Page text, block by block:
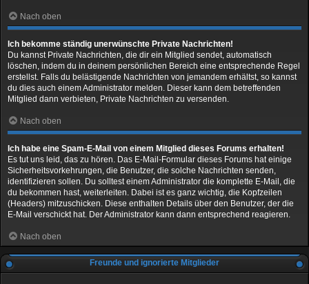
Nach oben
Ich bekomme ständig unerwünschte Private Nachrichten!
Du kannst Private Nachrichten, die dir ein Mitglied sendet, automatisch
löschen, indem du in deinem persönlichen Bereich eine entsprechende Regel
erstellst. Falls du belästigende Nachrichten von jemandem erhältst, so kannst
du dies auch einem Administrator melden. Dieser kann dem betreffenden
Mitglied dann verbieten, Private Nachrichten zu versenden.
Nach oben
Ich habe eine Spam-E-Mail von einem Mitglied dieses Forums erhalten!
Es tut uns leid, das zu hören. Das E-Mail-Formular dieses Forums hat einige
Sicherheitsvorkehrungen, die Benutzer, die solche Nachrichten senden,
identifizieren sollen. Du solltest einem Administrator die komplette E-Mail, die
du bekommen hast, weiterleiten. Dabei ist es ganz wichtig, die Kopfzeilen
(Headers) mitzuschicken. Diese enthalten Details über den Benutzer, der die
E-Mail verschickt hat. Der Administrator kann dann entsprechend reagieren.
Nach oben
Freunde und ignorierte Mitglieder